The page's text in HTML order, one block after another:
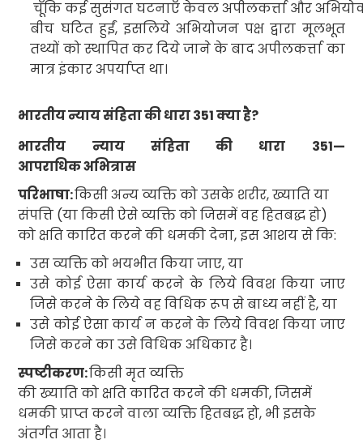
चूँकि कई सुसंगत घटनाएँ केवल अपीलकर्त्ता और
बीच घटित हुईं, इसलिये अभियोजन पक्ष द्वारा मूलभूत
तथ्यों को स्थापित कर दिये जाने के बाद अपीलकर्त्ता का
मात्र इंकार अपर्याप्त था।
भारतीय न्याय संहिता की धारा351क्या है?
भारतीय न्याय संहिता की धारा 351—
आपराधिक अभित्रास
परिभाषा:किसी अन्य व्यक्ति को उसके शरीर,ख्याति या
संपत्ति (या किसी ऐसे व्यक्ति को जिसमें वह हितबद्ध हो)
को क्षतिकारित करने की धमकी देना,इस आशय से कि:
उस व्यक्ति को भयभीत किया जाए,या
उसे कोई ऐसा कार्य करने के लिये विवश किया जाए
जिसे करने के लिये वह विधिक रूप से बाध्य नहीं है,या
उसे कोई ऐसा कार्य न करने के लिये विवश किया जाए
जिसे करने का उसे विधिक अधिकार है।
स्पष्टीकरण:किसी मृत व्यक्ति
की ख्याति को क्षति कारित करने की धमकी,जिसमें
धमकी प्राप्त करने वाला व्यक्ति हितबद्ध हो, भी इसके
अंतर्गत आता है।